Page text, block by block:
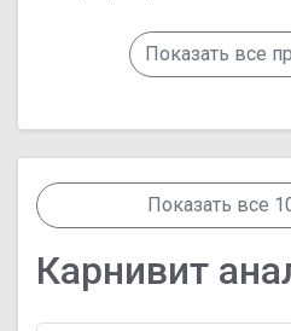
Показать все
Показать все
Карнивит